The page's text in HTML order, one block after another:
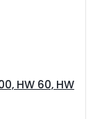
HW 60, HW